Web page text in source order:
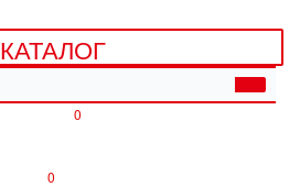
КАТАЛОГ
0
0